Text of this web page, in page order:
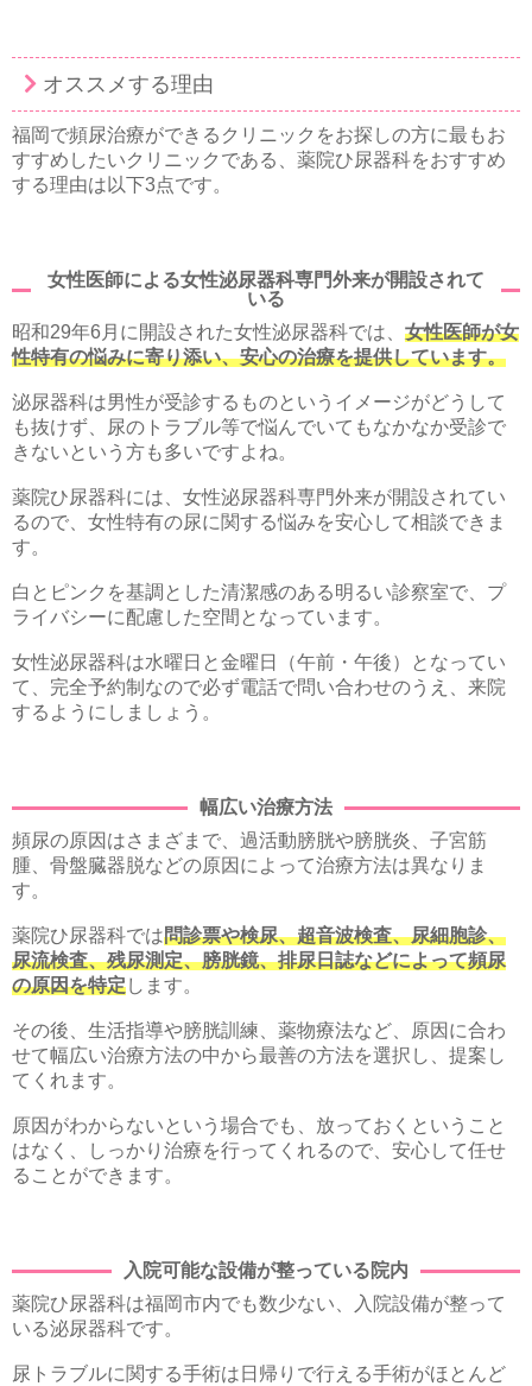
オススメする理由
福岡で頻尿治療ができるクリニックをお探しの方に最もお
すすめしたいクリニックである、薬院ひ尿器科をおすすめ
する理由は以下3点です。
女性医師による女性泌尿器科専門外来が開設されて
いる
昭和29年6月に開設された女性泌尿器科では、 女性医師が女
性特有の悩みに寄り添い、安心の治療を提供しています。
泌尿器科は男性が受診するものというイメージがどうして
も抜けず、尿のトラブル等で悩んでいてもなかなか受診で
きないという方も多いですよね。
薬院ひ尿器科には、女性泌尿器科専門外来が開設されてい
るので、女性特有の尿に関する悩みを安心して相談できま
す。
白とピンクを基調とした清潔感のある明るい診察室で、プ
ライバシーに配慮した空間となっています。
女性泌尿器科は水曜日と金曜日（午前・午後）となってい
て、完全予約制なので必ず電話で問い合わせのうえ、来院
するようにしましょう。
幅広い治療方法
頻尿の原因はさまざまで、過活動膀胱や膀胱炎、子宮筋
腫、骨盤臓器脱などの原因によって治療方法は異なりま
す。
薬院ひ尿器科では問診票や検尿、超音波検査、尿細胞診、
尿流検査、残尿測定、膀胱鏡、排尿日誌などによって頻尿
の原因を特定します。
その後、生活指導や膀胱訓練、薬物療法など、原因に合わ
せて幅広い治療方法の中から最善の方法を選択し、提案し
てくれます。
原因がわからないという場合でも、放っておくということ
はなく、しっかり治療を行ってくれるので、安心して任せ
ることができます。
入院可能な設備が整っている院内
薬院ひ尿器科は福岡市内でも数少ない、入院設備が整って
いる泌尿器科です。
尿トラブルに関する手術は日帰りで行える手術がほとんど